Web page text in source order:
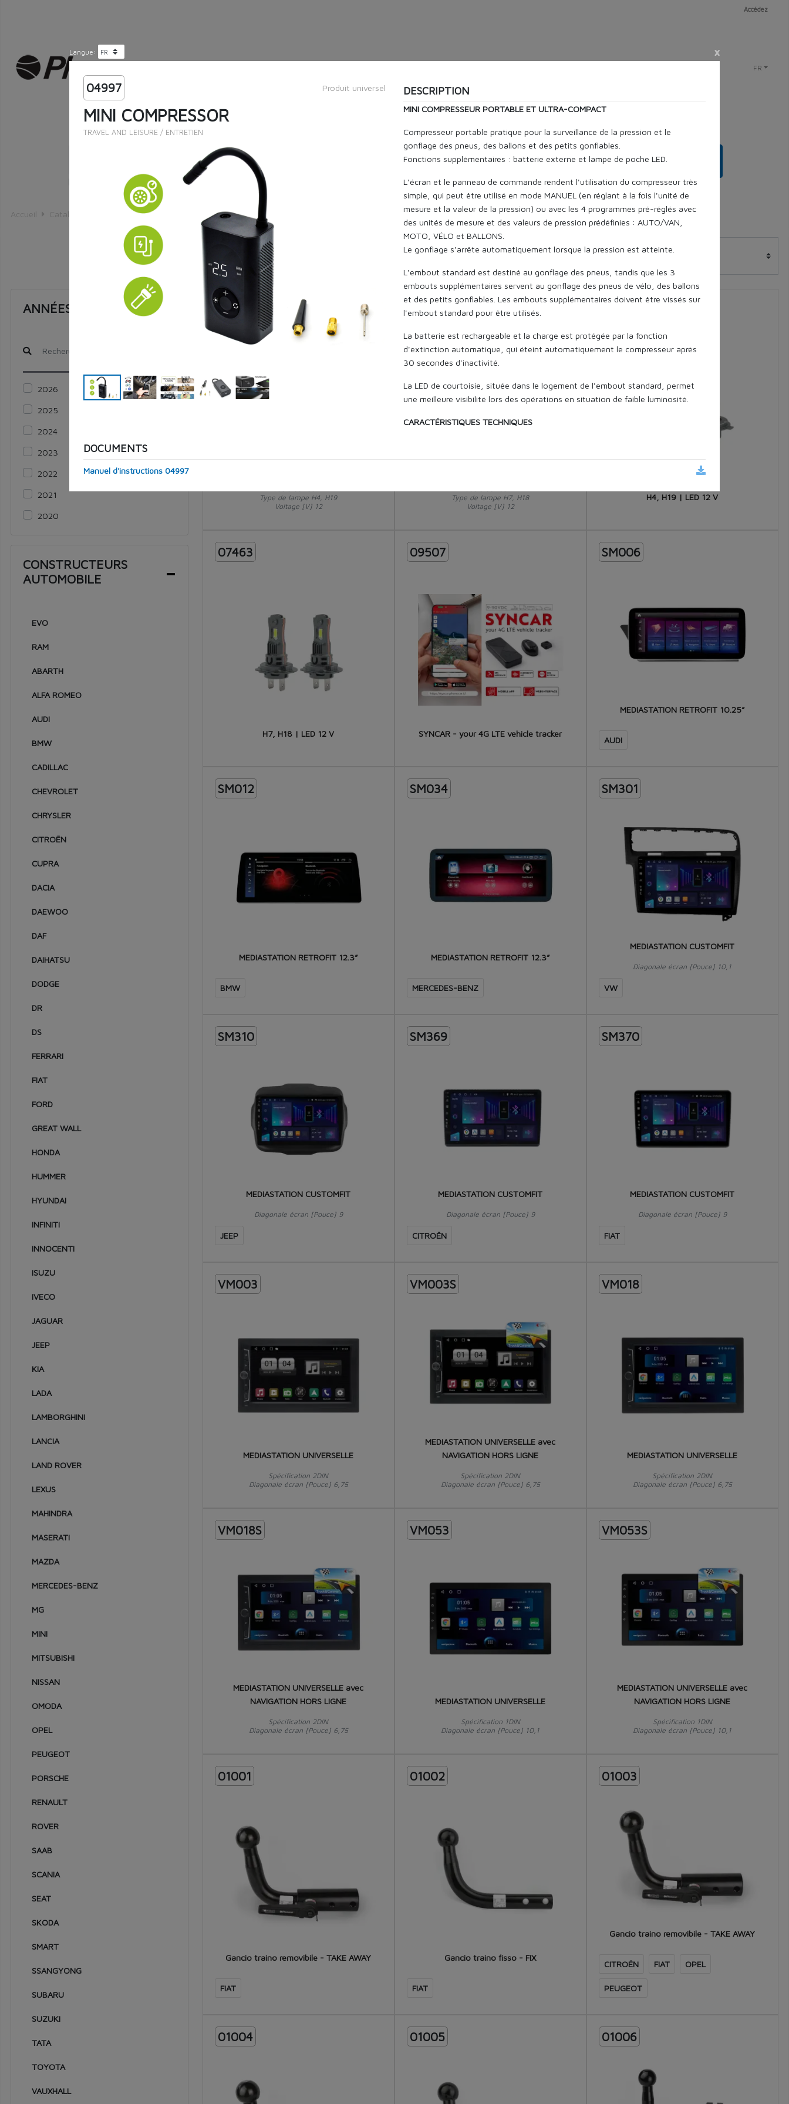
Accédez
FR
Recherche exacte
Rechercher
Accueil Catalogue
ANNÉES
2026
2025
2024
2023
2022
2021
2020
2018
2017
2015
2014
2009
2008
2007
2006
2001
2000
1999
1998
1993
1992
1991
1990
1984
1983
1982
1981
1976
1975
1974
1973
1968
1967
1966
1965
1960
1959
1958
1957
1952
1951
1950
1949
CONSTRUCTEURS
AUTOMOBILE
EVO
RAM
ABARTH
ALFA ROMEO
AUDI
BMW
CADILLAC
CHEVROLET
CHRYSLER
CITROËN
CUPRA
DACIA
DAEWOO
DAF
DAIHATSU
DODGE
DR
DS
FERRARI
FIAT
FORD
GREAT WALL
HONDA
HUMMER
HYUNDAI
INFINITI
INNOCENTI
ISUZU
IVECO
JAGUAR
JEEP
KIA
LADA
LAMBORGHINI
LANCIA
LAND ROVER
LEXUS
MAHINDRA
MASERATI
MAZDA
MERCEDES-BENZ
MG
MINI
MITSUBISHI
NISSAN
OMODA
OPEL
PEUGEOT
PORSCHE
RENAULT
ROVER
SAAB
SCANIA
SEAT
SKODA
SMART
SSANGYONG
SUBARU
SUZUKI
TATA
TOYOTA
VAUXHALL
07452
Type de lampe H4, H19
Voltage [V] 12
07453
Type de lampe H7, H18
Voltage [V] 12
H4, H19 | LED 12 V
07463
H7, H18 | LED 12 V
09507
SYNCAR - your 4G LTE vehicle tracker
SM006
MEDIASTATION RETROFIT 10.25”
AUDI
SM012
MEDIASTATION RETROFIT 12.3”
BMW
SM034
MEDIASTATION RETROFIT 12.3”
MERCEDES-BENZ
SM301
MEDIASTATION CUSTOMFIT
Diagonale écran [Pouce] 10,1
VW
SM310
MEDIASTATION CUSTOMFIT
Diagonale écran [Pouce] 9
JEEP
SM369
MEDIASTATION CUSTOMFIT
Diagonale écran [Pouce] 9
CITROËN
SM370
MEDIASTATION CUSTOMFIT
Diagonale écran [Pouce] 9
FIAT
VM003
MEDIASTATION UNIVERSELLE
Spécification 2DIN
Diagonale écran [Pouce] 6,75
VM003S
MEDIASTATION UNIVERSELLE avec
NAVIGATION HORS LIGNE
Spécification 2DIN
Diagonale écran [Pouce] 6,75
VM018
MEDIASTATION UNIVERSELLE
Spécification 2DIN
Diagonale écran [Pouce] 6,75
VM018S
MEDIASTATION UNIVERSELLE avec
NAVIGATION HORS LIGNE
Spécification 2DIN
Diagonale écran [Pouce] 6,75
VM053
MEDIASTATION UNIVERSELLE
Spécification 1DIN
Diagonale écran [Pouce] 10,1
VM053S
MEDIASTATION UNIVERSELLE avec
NAVIGATION HORS LIGNE
Spécification 1DIN
Diagonale écran [Pouce] 10,1
01001
Gancio traino removibile - TAKE AWAY
FIAT
01002
Gancio traino fisso - FIX
FIAT
01003
Gancio traino removibile - TAKE AWAY
CITROËN FIAT OPEL
PEUGEOT
01004 01005 01006
Langue: ×
04997 Produit universel
MINI COMPRESSOR
TRAVEL AND LEISURE / ENTRETIEN
DESCRIPTION
MINI COMPRESSEUR PORTABLE ET ULTRA-COMPACT
Compresseur portable pratique pour la surveillance de la pression et le
gonflage des pneus, des ballons et des petits gonflables.
Fonctions supplémentaires : batterie externe et lampe de poche LED.
L'écran et le panneau de commande rendent l'utilisation du compresseur très
simple, qui peut être utilisé en mode MANUEL (en réglant à la fois l'unité de
mesure et la valeur de la pression) ou avec les 4 programmes pré-réglés avec
des unités de mesure et des valeurs de pression prédéfinies : AUTO/VAN,
MOTO, VÉLO et BALLONS.
Le gonflage s'arrête automatiquement lorsque la pression est atteinte.
L'embout standard est destiné au gonflage des pneus, tandis que les 3
embouts supplémentaires servent au gonflage des pneus de vélo, des ballons
et des petits gonflables. Les embouts supplémentaires doivent être vissés sur
l'embout standard pour être utilisés.
La batterie est rechargeable et la charge est protégée par la fonction
d'extinction automatique, qui éteint automatiquement le compresseur après
30 secondes d'inactivité.
La LED de courtoisie, située dans le logement de l'embout standard, permet
une meilleure visibilité lors des opérations en situation de faible luminosité.
CARACTÉRISTIQUES TECHNIQUES
PLAGE: 0,2 - 10,3 bar / 3 - 150 psi
NIVEAU DE BRUIT: <80 dB à 1 mètre.
TEMPS DE RECHARGE: < 3 h
TEMPÉRATURE DE FONCTIONNEMENT: -10°C / +45°C
LONGUEUR DU TUYAU: 180 mm
DOCUMENTS
Manuel d'instructions 04997